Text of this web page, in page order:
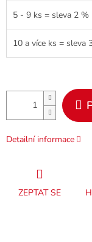
5 - 9 ks = sleva 2 %
10 a více ks = sleva
Detailní informace
ZEPTAT SE